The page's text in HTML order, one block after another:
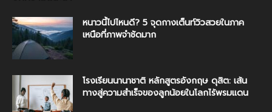
หนาวนี้ไปไหนดี? 5 จุดกางเต็นท์วิวสวยในภาค
เหนือที่ภาพจำชัดมาก
โรงเรียนนานาชาติ หลักสูตรอังกฤษ ดุสิต: เส้น
ทางสู่ความสำเร็จของลูกน้อยในโลกไร้พรมแดน